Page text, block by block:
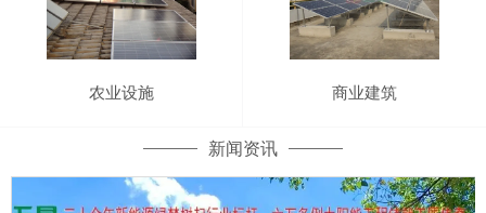
农业设施 商业建筑
新闻资讯